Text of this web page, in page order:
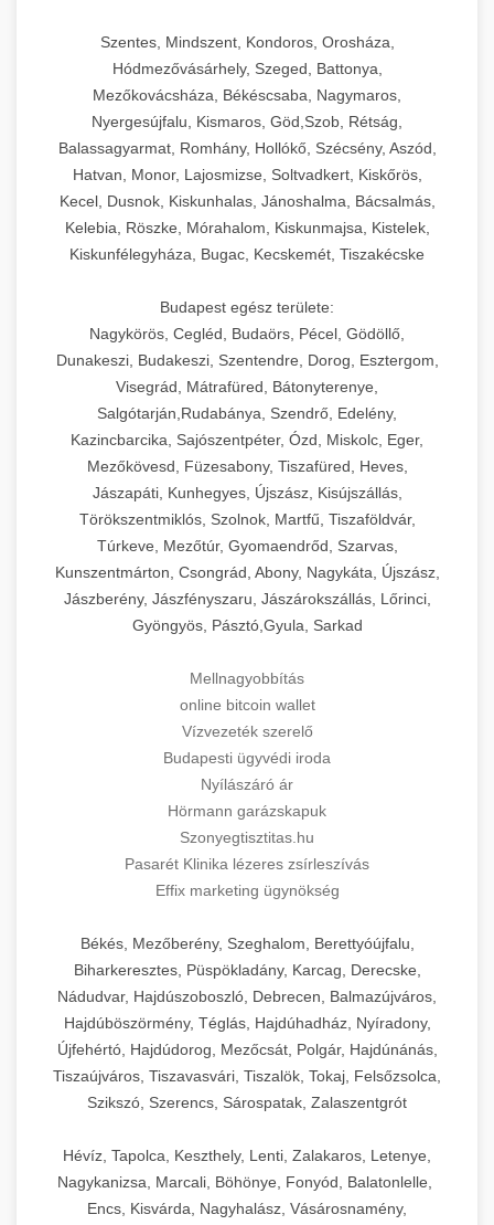
Szentes, Mindszent, Kondoros, Orosháza,
Hódmezővásárhely, Szeged, Battonya,
Mezőkovácsháza, Békéscsaba, Nagymaros,
Nyergesújfalu, Kismaros, Göd,Szob, Rétság,
Balassagyarmat, Romhány, Hollókő, Szécsény, Aszód,
Hatvan, Monor, Lajosmizse, Soltvadkert, Kiskőrös,
Kecel, Dusnok, Kiskunhalas, Jánoshalma, Bácsalmás,
Kelebia, Röszke, Mórahalom, Kiskunmajsa, Kistelek,
Kiskunfélegyháza, Bugac, Kecskemét, Tiszakécske
Budapest egész területe:
Nagykörös, Cegléd, Budaörs, Pécel, Gödöllő,
Dunakeszi, Budakeszi, Szentendre, Dorog, Esztergom,
Visegrád, Mátrafüred, Bátonyterenye,
Salgótarján,Rudabánya, Szendrő, Edelény,
Kazincbarcika, Sajószentpéter, Ózd, Miskolc, Eger,
Mezőkövesd, Füzesabony, Tiszafüred, Heves,
Jászapáti, Kunhegyes, Újszász, Kisújszállás,
Törökszentmiklós, Szolnok, Martfű, Tiszaföldvár,
Túrkeve, Mezőtúr, Gyomaendrőd, Szarvas,
Kunszentmárton, Csongrád, Abony, Nagykáta, Újszász,
Jászberény, Jászfényszaru, Jászárokszállás, Lőrinci,
Gyöngyös, Pásztó,Gyula, Sarkad
Mellnagyobbítás
online bitcoin wallet
Vízvezeték szerelő
Budapesti ügyvédi iroda
Nyílászáró ár
Hörmann garázskapuk
Szonyegtisztitas.hu
Pasarét Klinika lézeres zsírleszívás
Effix marketing ügynökség
Békés, Mezőberény, Szeghalom, Berettyóújfalu,
Biharkeresztes, Püspökladány, Karcag, Derecske,
Nádudvar, Hajdúszoboszló, Debrecen, Balmazújváros,
Hajdúböszörmény, Téglás, Hajdúhadház, Nyíradony,
Újfehértó, Hajdúdorog, Mezőcsát, Polgár, Hajdúnánás,
Tiszaújváros, Tiszavasvári, Tiszalök, Tokaj, Felsőzsolca,
Szikszó, Szerencs, Sárospatak, Zalaszentgrót
Hévíz, Tapolca, Keszthely, Lenti, Zalakaros, Letenye,
Nagykanizsa, Marcali, Böhönye, Fonyód, Balatonlelle,
Encs, Kisvárda, Nagyhalász, Vásárosnamény,